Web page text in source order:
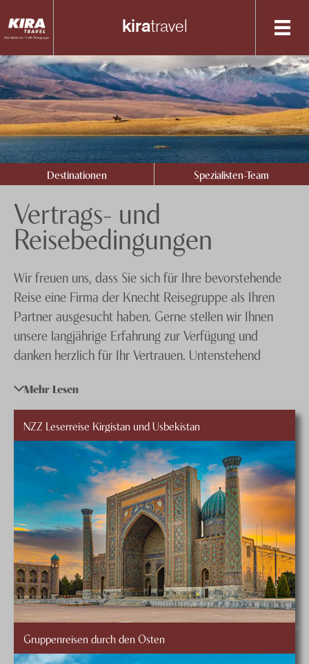
kiratravel
Destinationen
Schottland
Mongolei
China
Zentralasien
Baltikum
Polen
Rumänien
Tschechien
Bulgarien
Moldawien
Kaukasus
Irland
Spezialisten-Team
+41 56 200 19 00
Anfrage senden
Über uns
Feedback
Events
Nachhaltigkeit
Datenschutz
Knecht Gruppe
AGB
Jobs
knechtreisen
Destinationen Spezialisten-Team
Vertrags- und
Reisebedingungen
Wir freuen uns, dass Sie sich für Ihre bevorstehende
Reise eine Firma der Knecht Reisegruppe als Ihren
Partner ausgesucht haben. Gerne stellen wir Ihnen
unsere langjährige Erfahrung zur Verfügung und
danken herzlich für Ihr Vertrauen. Untenstehend
Allgemeine Vertrags- und
Reisebedingungen knecht reisen ag
(deutsch)
Conditions génerales knecht reisen ag
(français)
Annullationskostenreglement
Gebührenreglement
Frais de réservation et de traitement
Mehr Lesen
NZZ Leserreise Kirgistan und Usbekistan
Gruppenreisen durch den Osten